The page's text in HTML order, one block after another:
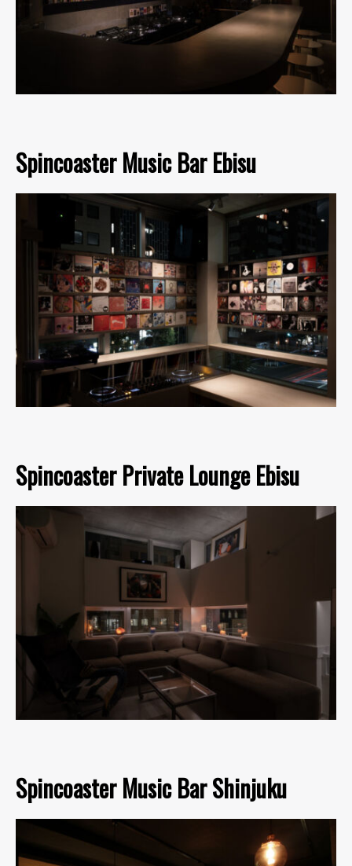
Spincoaster Music Bar Ebisu
Spincoaster Private Lounge Ebisu
Spincoaster Music Bar Shinjuku